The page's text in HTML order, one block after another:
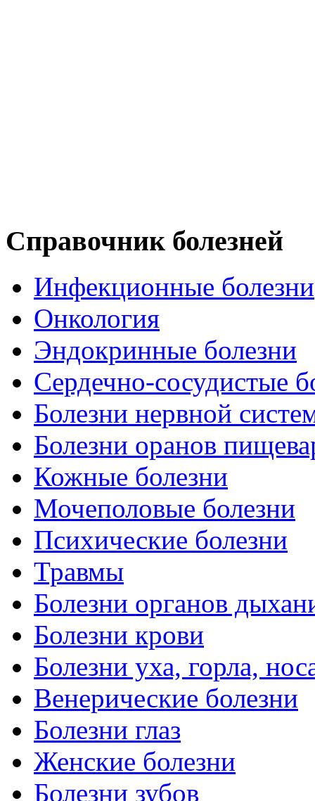
Справочник болезней
Инфекционные болезни
Онкология
Эндокринные болезни
Сердечно-сосудистые
Болезни нервной
Болезни оранов
Кожные болезни
Мочеполовые болезни
Психические болезни
Травмы
Болезни органов
Болезни крови
Болезни уха, горла,
Венерические болезни
Болезни глаз
Женские болезни
Болезни зубов